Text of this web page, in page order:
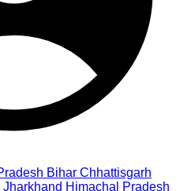
Bihar Chhattisgarh
Jharkhand Himachal Pradesh